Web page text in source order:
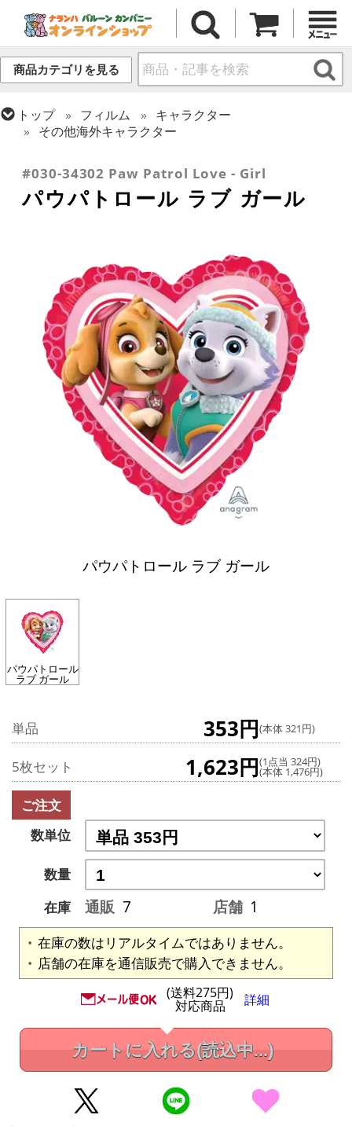
商品カテゴリを見る
トップ フィルム
キャラクター
その他海外キャラクター
#030-34302 Paw Patrol Love - Girl
パウパトロール ラブ ガール
パウパトロール ラブ ガール
パウパトロール
ラブ ガール
単品 353円(本体 321円)
5枚セット 1,623円(1点当 324円)
(本体 1,476円)
ご注文
数単位
数量
在庫
通販 7 店舗 1
在庫の数はリアルタイムではありません。
店舗の在庫を通信販売で購入できません。
(送料275円)
対応商品 詳細
カートに入れる(読込中...)